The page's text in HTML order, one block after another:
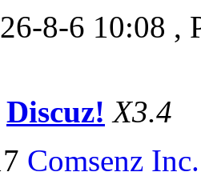
8-6 10:08 ,
Discuz! X3.4
Comsenz Inc.